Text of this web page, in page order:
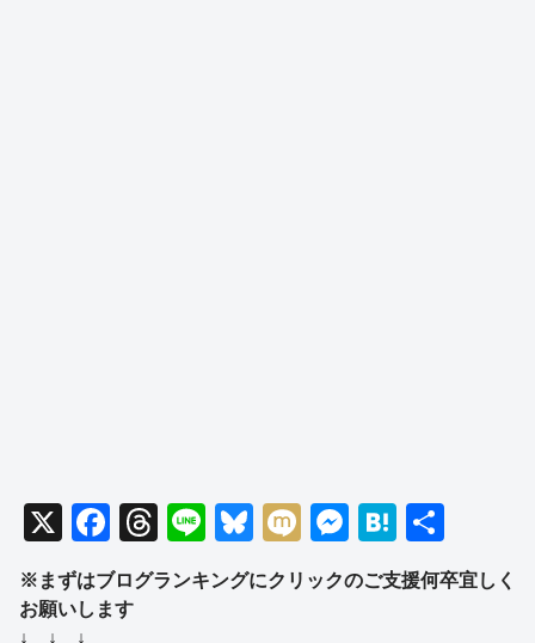
X
F
a
c
T
hr
e
Li
n
e
Bl
e
M
ixi
M
ss
H
at
e
有
※まずはブログランキングにクリックのご支援何卒宜しく
お願いします
↓ ↓ ↓